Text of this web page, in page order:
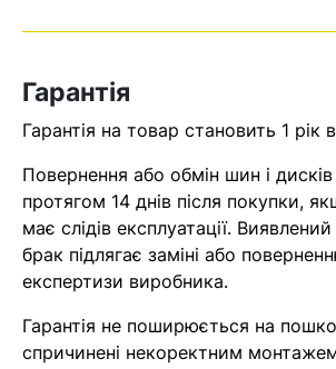
Contact form не
знайдена.
Гарантія
Гарантія на товар становить 1 рік
Повернення або обмін шин і
протягом 14 днів після покупки,
має слідів експлуатації.
брак підлягає заміні або
експертизи виробника.
Гарантія не поширюється на
спричинені некоректним